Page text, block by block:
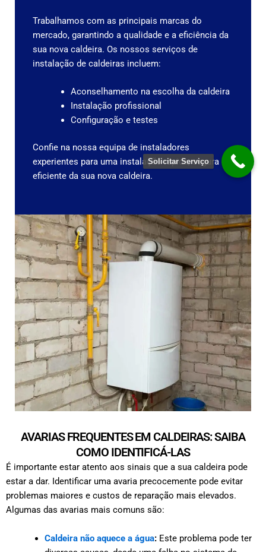
Trabalhamos com as principais marcas do
mercado, garantindo a qualidade e a eficiência da
sua nova caldeira. Os nossos serviços de
instalação de caldeiras incluem:
Aconselhamento na escolha da caldeira
Instalação profissional
Configuração e testes
Confie na nossa equipa de instaladores
experientes para uma instalação rápida, segura e
eficiente da sua nova caldeira.
AVARIAS FREQUENTES EM CALDEIRAS: SAIBA
COMO IDENTIFICÁ-LAS
É importante estar atento aos sinais que a sua caldeira pode
estar a dar. Identificar uma avaria precocemente pode evitar
problemas maiores e custos de reparação mais elevados.
Algumas das avarias mais comuns são:
Caldeira não aquece a água: Este problema pode ter
Solicitar Serviço